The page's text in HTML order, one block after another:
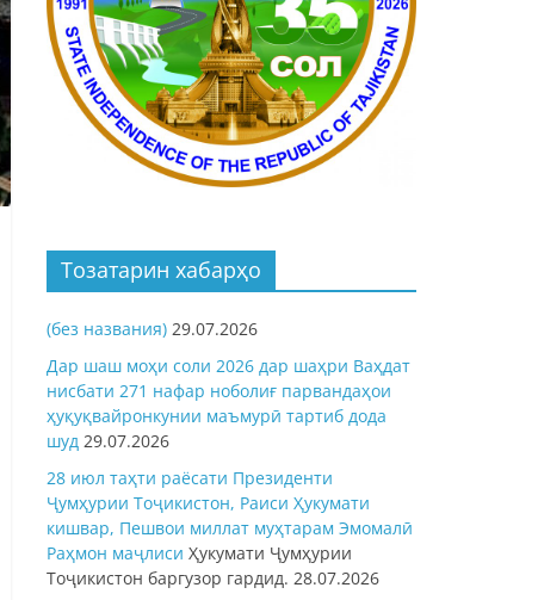
Тозатарин хабарҳо
(без названия) 29.07.2026
Дар шаш моҳи соли 2026 дар шаҳри Ваҳдат
нисбати 271 нафар ноболиғ парвандаҳои
ҳуқуқвайронкунии маъмурӣ тартиб дода
шуд 29.07.2026
28 июл таҳти раёсати Президенти
Ҷумҳурии Тоҷикистон, Раиси Ҳукумати
кишвар, Пешвои миллат муҳтарам Эмомалӣ
Раҳмон маҷлиси Ҳукумати Ҷумҳурии
Тоҷикистон баргузор гардид. 28.07.2026